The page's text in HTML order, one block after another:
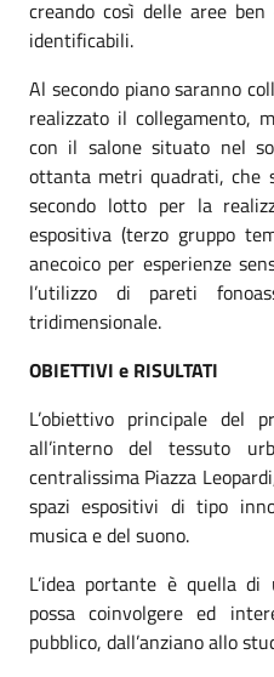
creando così delle aree
identificabili.
Al secondo piano saranno
realizzato il collegamento,
con il salone situato nel
ottanta metri quadrati, che
secondo lotto per la
espositiva (terzo gruppo
anecoico per esperienze
l’utilizzo di pareti
tridimensionale.
OBIETTIVI e RISULTATI
L’obiettivo principale del
all’interno del tessuto
centralissima Piazza
spazi espositivi di tipo
musica e del suono.
L’idea portante è quella
possa coinvolgere ed
pubblico, dall’anziano allo